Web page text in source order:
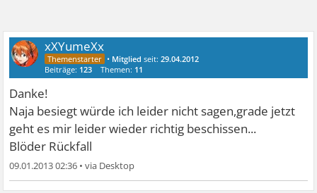
xXYumeXx
• Mitglied seit:29.04.2012
Beiträge: 123 Themen: 11
Danke!
Naja besiegt würde ich leider nicht sagen,grade jetzt
geht es mir leider wieder richtig beschissen...
Blöder Rückfall
09.01.2013 02:36 •